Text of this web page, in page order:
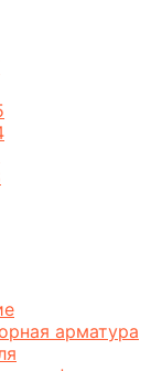
арматура